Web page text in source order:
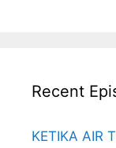
Recent
KETIKA AIR